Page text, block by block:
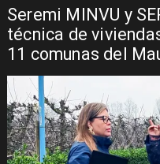
Seremi MINVU y
técnica de
11 comunas del